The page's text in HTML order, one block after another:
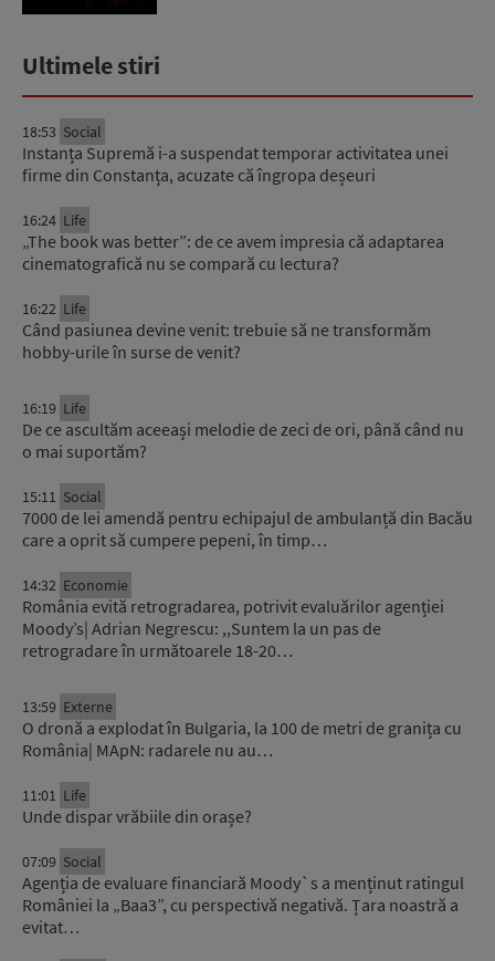
Ultimele stiri
18:53 Social
Instanța Supremă i-a suspendat temporar activitatea unei
firme din Constanța, acuzate că îngropa deșeuri
16:24 Life
„The book was better”: de ce avem impresia că adaptarea
cinematografică nu se compară cu lectura?
16:22 Life
Când pasiunea devine venit: trebuie să ne transformăm
hobby-urile în surse de venit?
16:19 Life
De ce ascultăm aceeași melodie de zeci de ori, până când nu
o mai suportăm?
15:11 Social
7000 de lei amendă pentru echipajul de ambulanță din Bacău
care a oprit să cumpere pepeni, în timp…
14:32 Economie
România evită retrogradarea, potrivit evaluărilor agenției
Moody’s| Adrian Negrescu: ,,Suntem la un pas de
retrogradare în următoarele 18-20…
13:59 Externe
O dronă a explodat în Bulgaria, la 100 de metri de granița cu
România| MApN: radarele nu au…
11:01 Life
Unde dispar vrăbiile din orașe?
07:09 Social
Agenția de evaluare financiară Moody`s a menținut ratingul
României la „Baa3”, cu perspectivă negativă. Țara noastră a
evitat…